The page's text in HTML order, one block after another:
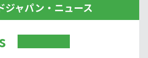
ジャパン・ニュース